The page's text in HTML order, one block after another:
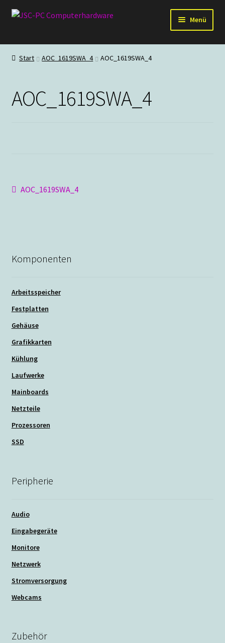
Zur
Zum
Menü
Hardware
Staubschutz
Start AOC_1619SWA_4 AOC_1619SWA_4
AOC_1619SWA_4
Beitragsnavigation
Vorheriger
AOC_1619SWA_4
Komponenten
Arbeitsspeicher
Festplatten
Gehäuse
Grafikkarten
Kühlung
Laufwerke
Mainboards
Netzteile
Prozessoren
SSD
Peripherie
Audio
Eingabegeräte
Monitore
Netzwerk
Stromversorgung
Webcams
Zubehör